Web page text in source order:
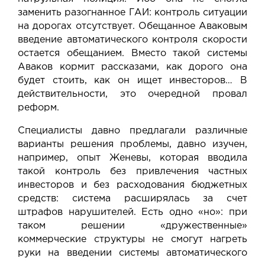
заменить разогнанное ГАИ: контроль ситуации
на дорогах отсутствует. Обещанное Аваковым
введение автоматического контроля скорости
остается обещанием. Вместо такой системы
Аваков кормит рассказами, как дорого она
будет стоить, как он ищет инвесторов… В
действительности, это очередной провал
реформ.
Специалисты давно предлагали различные
варианты решения проблемы, давно изучен,
например, опыт Женевы, которая вводила
такой контроль без привлечения частных
инвесторов и без расходования бюджетных
средств: система расширялась за счет
штрафов нарушителей. Есть одно «но»: при
таком решении «дружественные»
коммерческие структуры не смогут нагреть
руки на введении системы автоматического